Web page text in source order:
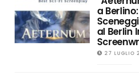
a
al Berlin
27 LUGLIO